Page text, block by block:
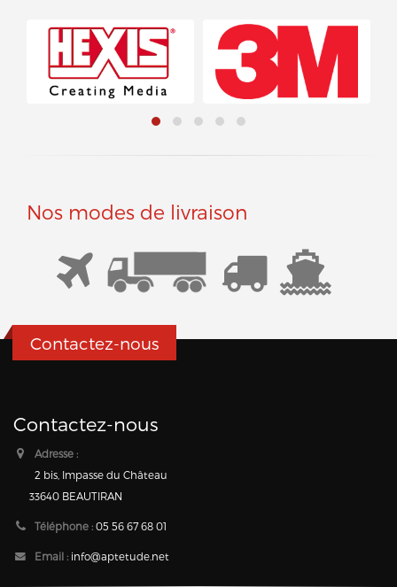
Nos modes de livraison
Contactez-nous
Contactez-nous
Adresse :
2 bis, Impasse du Château
33640 BEAUTIRAN
Téléphone : 05 56 67 68 01
Email : info@aptetude.net